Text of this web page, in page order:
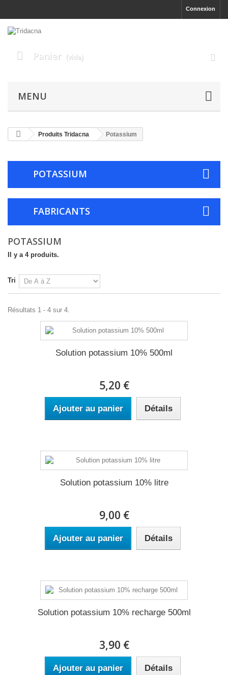
Connexion
Panier (vide)
MENU
Produits Tridacna Potassium
POTASSIUM
FABRICANTS
POTASSIUM
Il y a 4 produits.
Tri
Résultats 1 - 4 sur 4.
Solution potassium 10% 500ml
5,20 €
Ajouter au panier Détails
Solution potassium 10% litre
9,00 €
Ajouter au panier Détails
Solution potassium 10% recharge 500ml
3,90 €
Ajouter au panier Détails